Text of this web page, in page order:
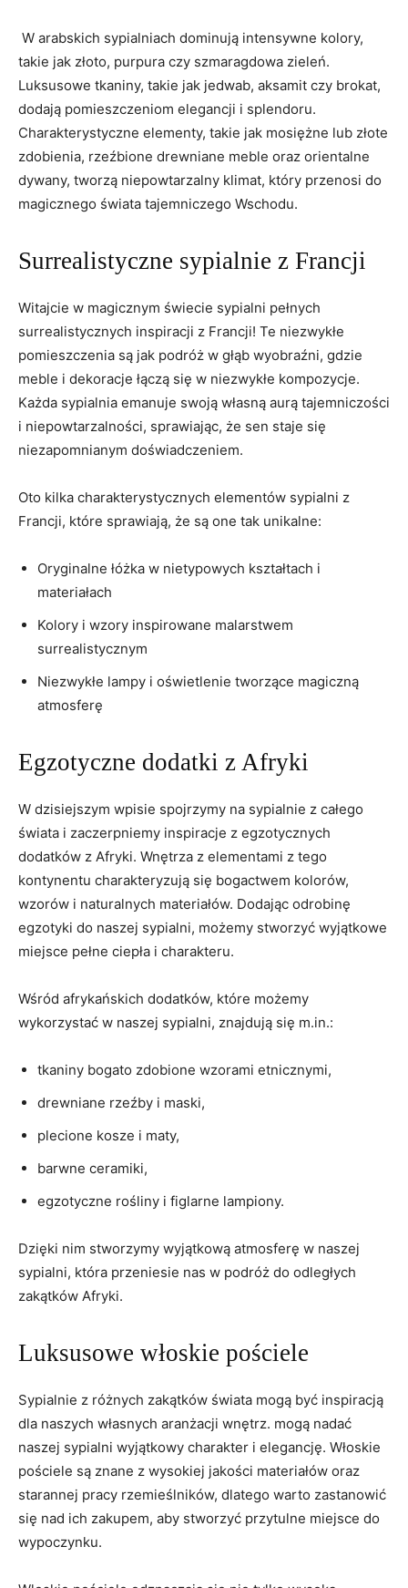
‌ W arabskich sypialniach dominują intensywne‌ kolory,
takie⁤ jak ​złoto, purpura czy szmaragdowa zieleń.
Luksusowe ​tkaniny, takie jak jedwab, aksamit czy⁢ brokat,
dodają pomieszczeniom elegancji i splendoru.
Charakterystyczne elementy,⁢ takie jak mosiężne lub złote
zdobienia, rzeźbione drewniane meble oraz⁢ orientalne
dywany, tworzą niepowtarzalny klimat, który przenosi do
magicznego ⁢świata tajemniczego ​Wschodu.
Surrealistyczne sypialnie z Francji
Witajcie w magicznym świecie sypialni pełnych
surrealistycznych inspiracji ⁤z Francji! Te niezwykłe​
pomieszczenia są⁢ jak podróż w głąb wyobraźni, gdzie
meble i dekoracje łączą ‌się w niezwykłe kompozycje.
Każda sypialnia emanuje swoją własną ⁣aurą tajemniczości
i niepowtarzalności, sprawiając, że sen staje się
niezapomnianym doświadczeniem.
Oto kilka charakterystycznych elementów sypialni z
Francji, które sprawiają,⁣ że są one‍ tak ⁢unikalne:
Oryginalne ⁣łóżka w nietypowych kształtach i⁢
materiałach
Kolory i wzory inspirowane malarstwem
surrealistycznym
Niezwykłe lampy i oświetlenie⁤ tworzące magiczną
atmosferę
Egzotyczne dodatki z Afryki
W dzisiejszym wpisie spojrzymy na sypialnie z całego
świata i zaczerpniemy⁢ inspiracje z egzotycznych​
dodatków z Afryki. Wnętrza z elementami z tego
kontynentu​ charakteryzują się bogactwem ‌kolorów,
wzorów i naturalnych materiałów. Dodając odrobinę
egzotyki do naszej sypialni, możemy stworzyć wyjątkowe
miejsce pełne ciepła i​ charakteru.
Wśród⁢ afrykańskich dodatków, które możemy
wykorzystać w naszej⁢ sypialni, znajdują⁢ się m.in.:
tkaniny bogato zdobione wzorami etnicznymi,
drewniane rzeźby ⁣i maski,
plecione kosze i maty,
barwne ceramiki,
egzotyczne rośliny ​i figlarne lampiony.
Dzięki ‍nim stworzymy wyjątkową atmosferę w naszej
sypialni, która przeniesie nas ​w podróż do​ odległych
zakątków Afryki.
Luksusowe włoskie pościele
Sypialnie z różnych zakątków świata⁣ mogą być‍ inspiracją
dla naszych‍ własnych aranżacji wnętrz. mogą nadać
naszej sypialni wyjątkowy charakter i elegancję. ‍Włoskie
‍pościele są ​znane z wysokiej jakości materiałów oraz
starannej pracy rzemieślników, dlatego warto zastanowić
się nad⁢ ich zakupem, ⁤aby stworzyć przytulne miejsce do
wypoczynku.